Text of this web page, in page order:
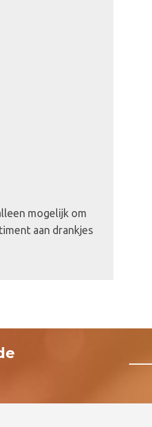
mogelijk om
aan drankjes